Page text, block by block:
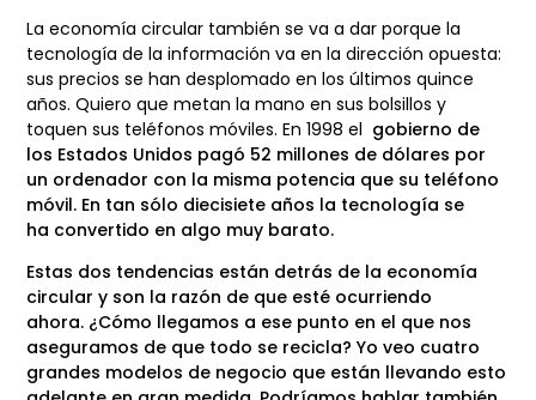
La economía circular también se va a dar porque la
tecnología de la información vaen la dirección opuesta:
sus precios se han desplomado en los últimos quince
años.Quiero que metan la mano en sus bolsillos y
toquen sus teléfonos móviles. En 1998 el gobierno de
los Estados Unidos pagó 52 millones de dólares por
un ordenador con la misma potencia que su teléfono
móvil. En tan sólo diecisiete años la tecnología se
ha convertido en algo muy barato.
Estas dos tendencias están detrás de la economía
circular y son la razón de que esté ocurriendo
ahora. ¿Cómo llegamos a ese punto en el que nos
aseguramos de que todo se recicla? Yo veo cuatro
grandes modelos de negocio que están llevando esto